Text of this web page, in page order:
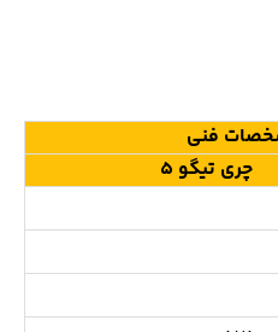
فنی
چری تیگو ۵